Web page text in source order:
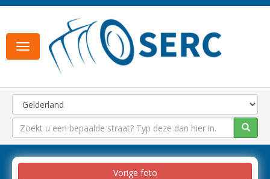
Toggle
navigation
Vorige foto